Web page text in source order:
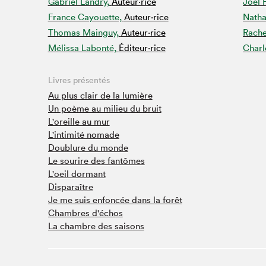
Studio Radio-Canada
Matinées scolaires
Les matins Petits bonheurs (0-5 ans)
Le grand jeu de lecture à voix haute du Salon
Espace Montréal-Nord
Tapis rouge des écrivain·e·s
Zone Manga
La Grande tournée de Bologne (Coin de survie des
illustrateur·rice·s)
Espace jeunesse Desjardins
France Cayouette, Auteur·rice
Thomas Mainguy, Auteur·rice
Mélissa Labonté, Éditeur·rice
Livres présentés
Au plus clair de la lumière
Un poème au milieu du bruit
L'oreille au mur
L'intimité nomade
Doublure du monde
Le sourire des fantômes
L'oeil dormant
Disparaître
Je me suis enfoncée dans la forêt
Chambres d'échos
La chambre des saisons